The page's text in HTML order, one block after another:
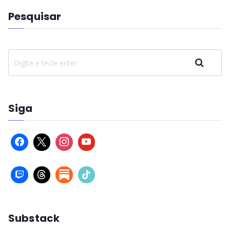
Pesquisar
Pesquisar
Siga
Substack